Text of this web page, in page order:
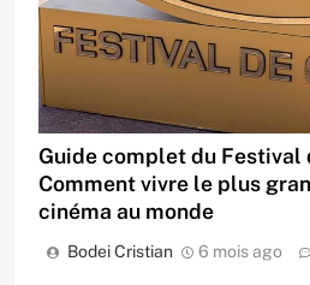
Guide complet du Festival
Comment vivre le plus
cinéma au monde
Bodei Cristian 6 mois ago